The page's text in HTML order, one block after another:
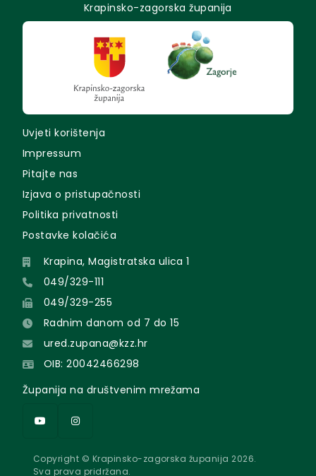
Krapinsko-zagorska županija
Uvjeti korištenja
Impressum
Pitajte nas
Izjava o pristupačnosti
Politika privatnosti
Postavke kolačića
Krapina, Magistratska ulica 1
049/329-111
049/329-255
Radnim danom od 7 do 15
ured.zupana@kzz.hr
OIB: 20042466298
Županija na društvenim mrežama
Copyright © Krapinsko-zagorska županija 2026.
Sva prava pridržana.